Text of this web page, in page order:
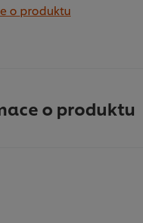
o produktu
o produktu